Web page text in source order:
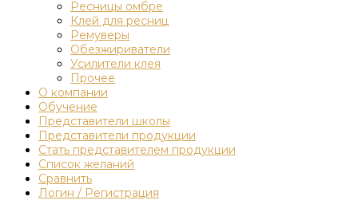
Ресницы омбре
Клей для ресниц
Ремуверы
Обезжириватели
Усилители клея
Прочее
О компании
Обучение
Представители школы
Представители продукции
Стать представителем продукции
Список желаний
Сравнить
Логин / Регистрация